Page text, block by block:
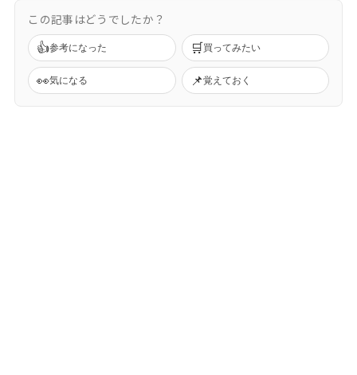
この記事はどうでしたか？
👍参考になった 🛒買ってみたい
👀気になる 📌覚えておく